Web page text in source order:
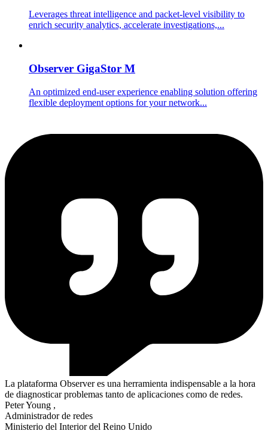
Leverages threat intelligence and packet-level visibility to
enrich security analytics, accelerate investigations,...
Observer GigaStor M
An optimized end-user experience enabling solution offering
flexible deployment options for your network...
La plataforma Observer es una herramienta indispensable a la hora
de diagnosticar problemas tanto de aplicaciones como de redes.
Peter Young ,
Administrador de redes
Ministerio del Interior del Reino Unido